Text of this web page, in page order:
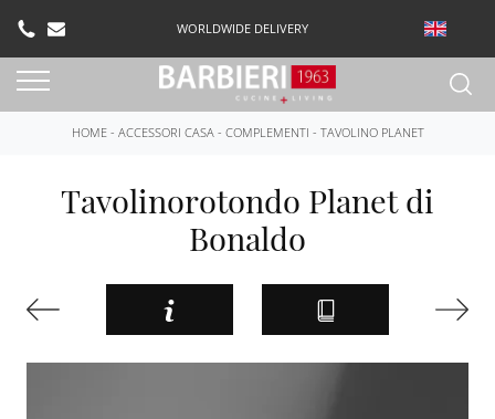
WORLDWIDE DELIVERY
HOME- ACCESSORI CASA- COMPLEMENTI - TAVOLINO PLANET
Tavolinorotondo Planet di
Bonaldo